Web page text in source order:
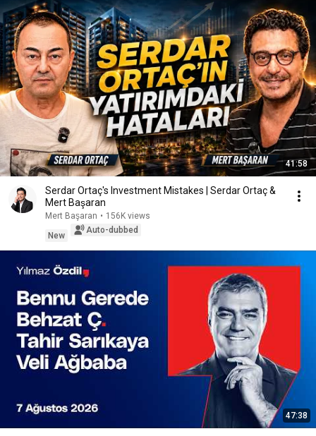
41:58
Serdar Ortaç's Investment Mistakes | Serdar Ortaç &
Mert Başaran
Mert Başaran • 156K views
New
Auto-dubbed
47:38